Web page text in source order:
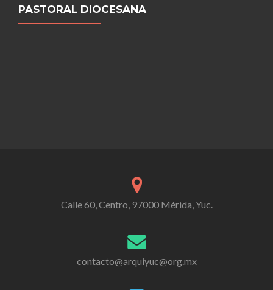
PASTORAL DIOCESANA
Calle 60, Centro, 97000 Mérida, Yuc.
contacto@arquiyuc@org.mx